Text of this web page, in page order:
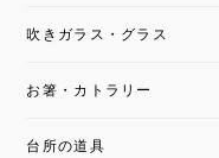
吹きガラス・グラス
お箸・カトラリー
台所の道具